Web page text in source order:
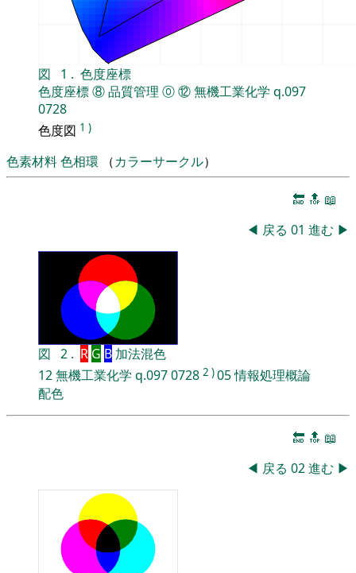
図 1 . 色度座標
色度座標⑧品質管理 ⓪⑫無機工業化学 q.097
0728
色度図 1 )
色素材料色相環 （カラーサークル）
🔚 🔝 📖
◀ 戻る 01 進む ▶
図 2 . R G B加法混色
12無機工業化学 q.0970728 2 )05情報処理概論
配色
🔚 🔝 📖
◀ 戻る 02進む ▶